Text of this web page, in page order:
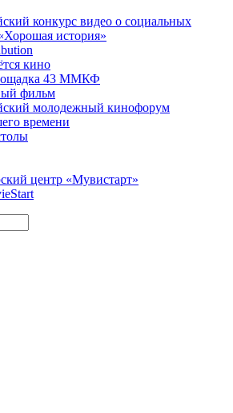
конкурс видео о социальных
история»
кино
43 ММКФ
фильм
молодежный кинофорум
времени
центр «Мувистарт»